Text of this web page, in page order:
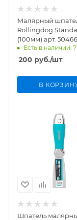
Малярный
Rollingdog
(100мм) арт. 50466
Есть в наличии: 7
200 руб./шт
В
Шпатель